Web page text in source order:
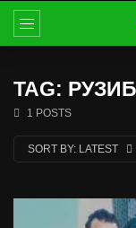
TAG:
1 POSTS
SORT BY: LATEST